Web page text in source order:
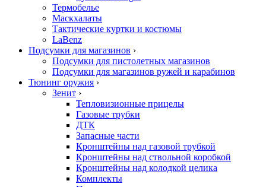
Термобелье
Маскхалаты
Тактические куртки и костюмы
LaBenz
Подсумки для магазинов ›
Подсумки для пистолетных магазинов
Подсумки для магазинов ружей и карабинов
Тюнинг оружия ›
Зенит ›
Тепловизионные прицелы
Газовые трубки
ДТК
Запасные части
Кронштейны над газовой трубкой
Кронштейны над ствольной коробкой
Кронштейны над колодкой целика
Комплекты